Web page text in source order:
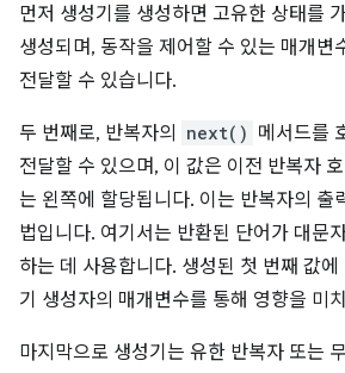
먼저 생성기를 생성하면 고유한 상태를
생성되며, 동작을 제어할 수 있는 매개변
전달할 수 있습니다.
두 번째로, 반복자의 next() 메서드를
전달할 수 있으며, 이 값은 이전 반복자 호
는 왼쪽에 할당됩니다. 이는 반복자의 출
법입니다. 여기서는 반환된 단어가 대문
하는 데 사용합니다. 생성된 첫 번째 값
기 생성자의 매개변수를 통해 영향을 미
마지막으로 생성기는 유한 반복자 또는